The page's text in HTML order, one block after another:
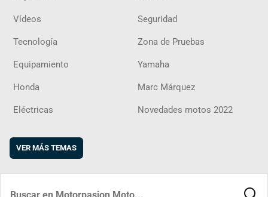
Vídeos Seguridad
Tecnología Zona de Pruebas
Equipamiento Yamaha
Honda Marc Márquez
Eléctricas Novedades motos 2022
VER MÁS TEMAS